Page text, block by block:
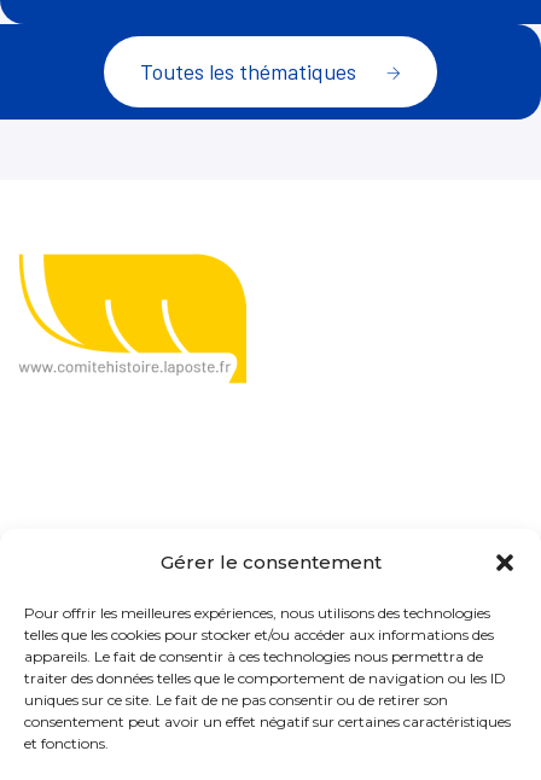
Gérer le consentement
Pour offrir les meilleures expériences, nous utilisons des technologies
telles que les cookies pour stocker et/ou accéder aux informations des
appareils. Le fait de consentir à ces technologies nous permettra de
traiter des données telles que le comportement de navigation ou les ID
uniques sur ce site. Le fait de ne pas consentir ou de retirer son
consentement peut avoir un effet négatif sur certaines caractéristiques
et fonctions.
Toutes les thématiques
Présentation
Organisation
Actualités